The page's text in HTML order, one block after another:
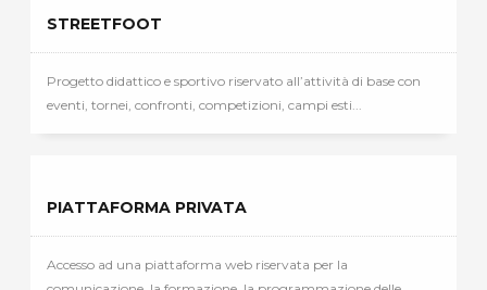
STREETFOOT
Progetto didattico e sportivo riservato all’attività di base con
eventi, tornei, confronti, competizioni, campi esti...
PIATTAFORMA PRIVATA
Accesso ad una piattaforma web riservata per la